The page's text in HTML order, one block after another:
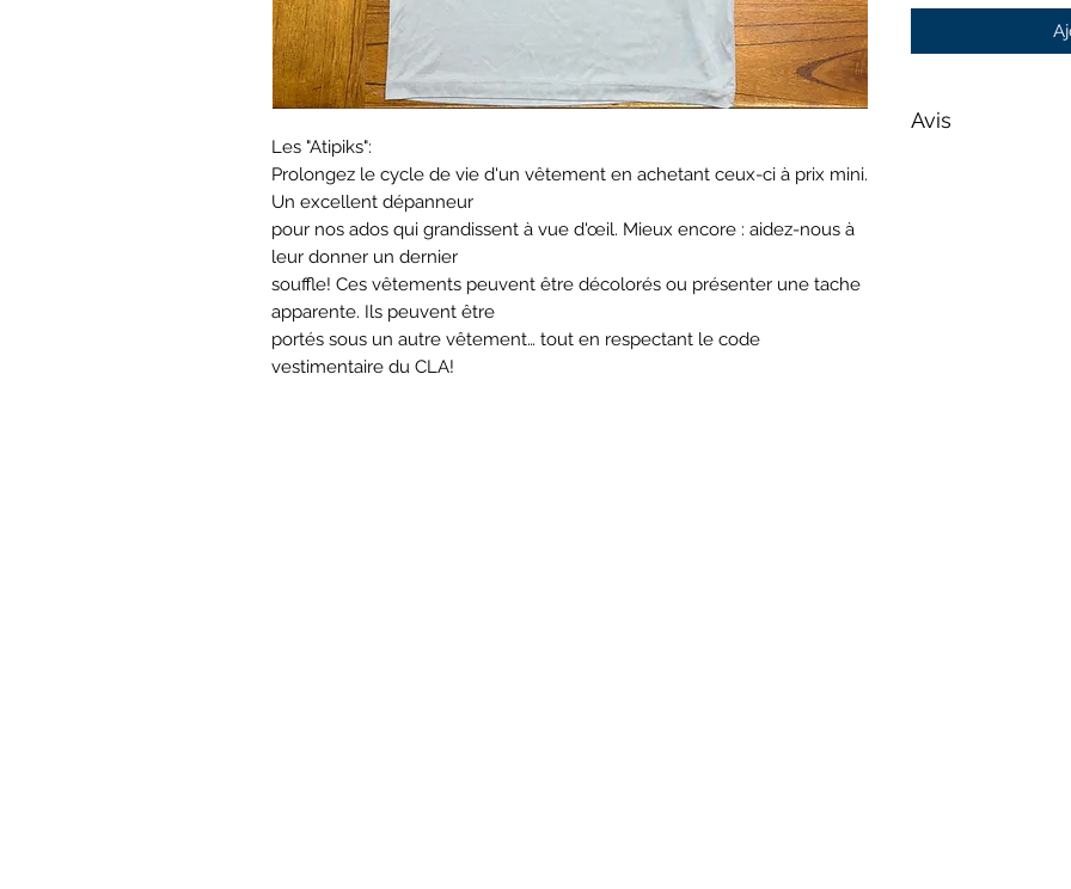
Les "Atipiks":
Prolongez le cycle de vie d'un vêtement en achetant ceux-ci à prix mini.
Un excellent dépanneur
pour nos ados qui grandissent à vue d'œil. Mieux encore : aidez-nous à
leur donner un dernier
souffle! Ces vêtements peuvent être décolorés ou présenter une tache
apparente. Ils peuvent être
portés sous un autre vêtement… tout en respectant le code
vestimentaire du CLA!
Avis